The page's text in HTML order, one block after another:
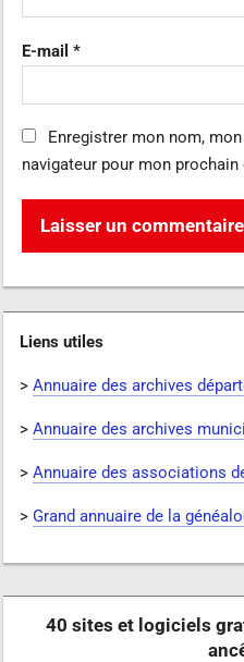
E-mail *
Enregistrer mon nom,
navigateur pour mon
Liens utiles
>Annuaire des archives
>Annuaire des archives
>Annuaire des associations
>Grand annuaire de la
40 sites et logiciels